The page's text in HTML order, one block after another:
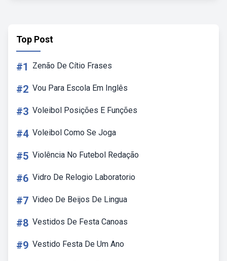
Top Post
#1 Zenão De Cítio Frases
#2 Vou Para Escola Em Inglês
#3 Voleibol Posições E Funções
#4 Voleibol Como Se Joga
#5 Violência No Futebol Redação
#6 Vidro De Relogio Laboratorio
#7 Video De Beijos De Lingua
#8 Vestidos De Festa Canoas
#9 Vestido Festa De Um Ano